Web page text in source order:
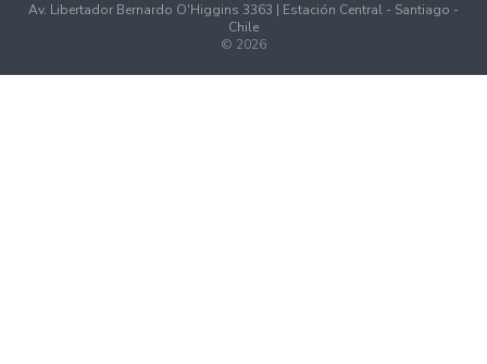
Av. Libertador Bernardo O'Higgins 3363 | Estación Central - Santiago -
Chile
© 2026